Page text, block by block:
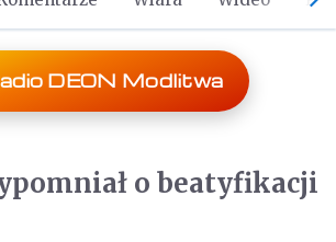
DEON Modlitwa
o beatyfikacji